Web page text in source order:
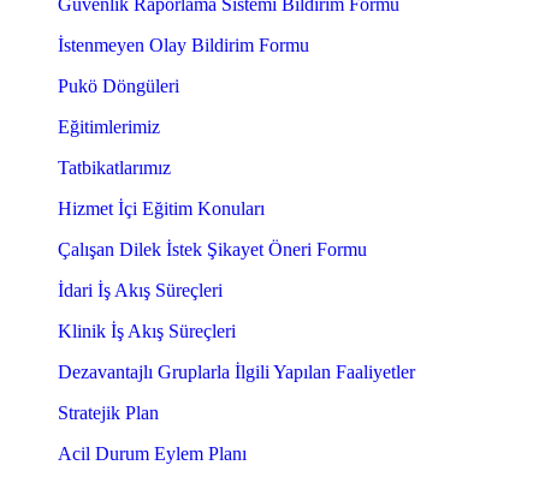
Güvenlik Raporlama Sistemi Bildirim Formu
İstenmeyen Olay Bildirim Formu
Pukö Döngüleri
Eğitimlerimiz
Tatbikatlarımız
Hizmet İçi Eğitim Konuları
Çalışan Dilek İstek Şikayet Öneri Formu
İdari İş Akış Süreçleri
Klinik İş Akış Süreçleri
Dezavantajlı Gruplarla İlgili Yapılan Faaliyetler
Stratejik Plan
Acil Durum Eylem Planı